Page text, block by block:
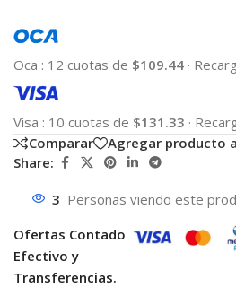
Oca : 12 cuotas de $109.44 ·
Visa : 10 cuotas de $131.33 ·
Comparar
Agregar producto
Share:
3 Personas viendo este
Ofertas Contado
Efectivo y
Transferencias.